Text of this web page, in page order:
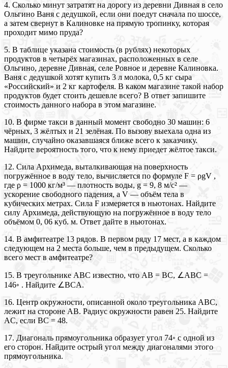
4. Сколько минут затратят на дорогу из деревни Дивная в село
Ольгино Ваня с дедушкой, если они поедут сначала по шоссе,
а затем свернут в Калиновке на прямую тропинку, которая
проходит мимо пруда?
5. В таблице указана стоимость (в рублях) некоторых
продуктов в четырёх магазинах, расположенных в селе
Ольгино, деревне Дивная, селе Ровное и деревне Калиновка.
Ваня с дедушкой хотят купить 3 л молока, 0,5 кг сыра
«Российский» и 2 кг картофеля. В каком магазине такой набор
продуктов будет стоить дешевле всего? В ответ запишите
стоимость данного набора в этом магазине.
10. В фирме такси в данный момент свободно 30 машин: 6
чёрных, 3 жёлтых и 21 зелёная. По вызову выехала одна из
машин, случайно оказавшаяся ближе всего к заказчику.
Найдите вероятность того, что к нему приедет жёлтое такси.
12. Сила Архимеда, выталкивающая на поверхность
погружённое в воду тело, вычисляется по формуле F = ρgV ,
где ρ = 1000 кг/м³ — плотность воды, g = 9, 8 м/с² —
ускорение свободного падения, а V — объём тела в
кубических метрах. Сила F измеряется в ньютонах. Найдите
силу Архимеда, действующую на погружённое в воду тело
объёмом 0, 06 куб. м. Ответ дайте в ньютонах.
14. В амфитеатре 13 рядов. В первом ряду 17 мест, а в каждом
следующем на 2 места больше, чем в предыдущем. Сколько
всего мест в амфитеатре?
15. В треугольнике ABC известно, что AB = BC, ∠ABC =
146◦ . Найдите ∠BCA.
16. Центр окружности, описанной около треугольника ABC,
лежит на стороне AB. Радиус окружности равен 25. Найдите
AC, если BC = 48.
17. Диагональ прямоугольника образует угол 74◦ с одной из
его сторон. Найдите острый угол между диагоналями этого
прямоугольника.